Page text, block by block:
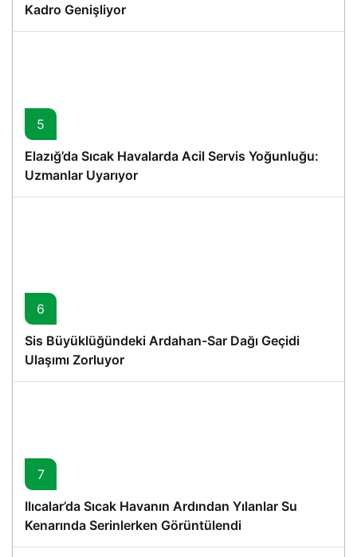
Kadro Genişliyor
5
Elazığ’da Sıcak Havalarda Acil Servis Yoğunluğu:
Uzmanlar Uyarıyor
6
Sis Büyüklüğündeki Ardahan-Sar Dağı Geçidi
Ulaşımı Zorluyor
7
Ilıcalar’da Sıcak Havanın Ardından Yılanlar Su
Kenarında Serinlerken Görüntülendi